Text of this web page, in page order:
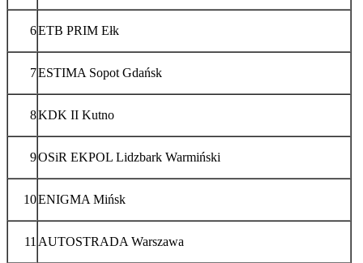
6ETB PRIM Ełk
7ESTIMA Sopot Gdańsk
8KDK II Kutno
9OSiR EKPOL Lidzbark Warmiński
10ENIGMA Mińsk
11 AUTOSTRADA Warszawa